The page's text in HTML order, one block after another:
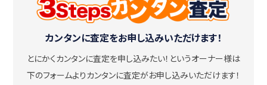
カンタンに査定をお申し込みいただけます！
とにかくカンタンに査定を申し込みたい！ というオーナー様は
下のフォームよりカンタンに査定がお申し込みいただけます！